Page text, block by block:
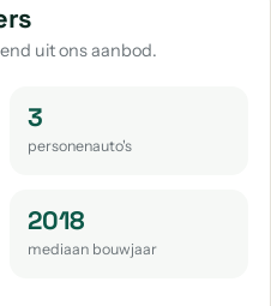
uit ons aanbod.
3
personenauto's
2018
mediaan bouwjaar